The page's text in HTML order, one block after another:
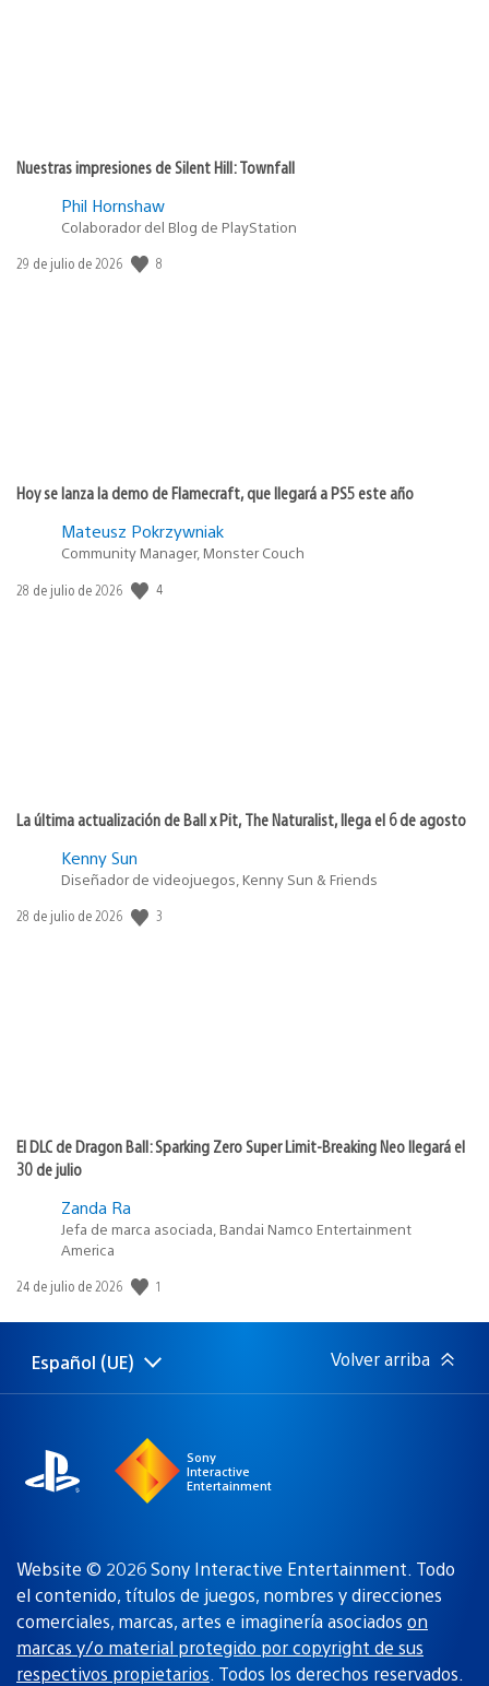
Nuestras impresiones de Silent Hill: Townfall
Phil Hornshaw
Colaborador del Blog de PlayStation
Fecha
29 de julio de 2026 8
Hoy se lanza la demo de Flamecraft, que llegará a PS5 este año
Mateusz Pokrzywniak
Community Manager, Monster Couch
Fecha
28 de julio de 2026 4
La última actualización de Ball x Pit, The Naturalist, llega el 6 de agosto
Kenny Sun
Diseñador de videojuegos, Kenny Sun & Friends
Fecha
28 de julio de 2026 3
El DLC de Dragon Ball: Sparking Zero Super Limit-Breaking Neo llegará el
30 de julio
Zanda Ra
Jefa de marca asociada, Bandai Namco Entertainment
America
Fecha
publicación:
24 de julio de 2026 1
Selecciona
una
Región
actual:
Español (UE) Volver arriba
Sony
Interactive
Entertainment
Website © 2026 Sony Interactive Entertainment. Todo
el contenido, títulos de juegos, nombres y direcciones
comerciales, marcas, artes e imaginería asociados on
marcas y/o material protegido por copyright de sus
respectivos propietarios. Todos los derechos reservados.